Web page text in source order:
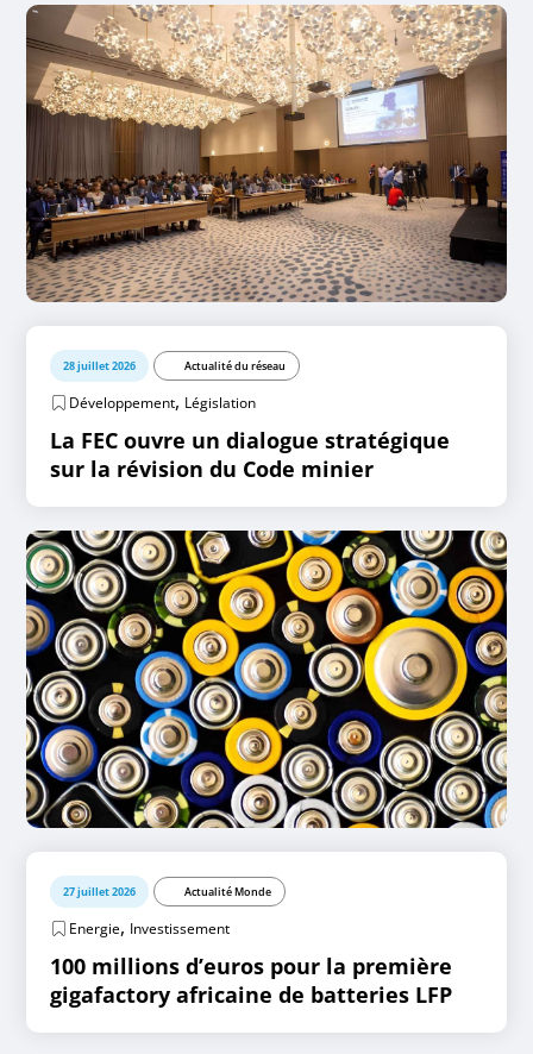
28 juillet 2026 Actualité du réseau
Développement, Législation
La FEC ouvre un dialogue stratégique
sur la révision du Code minier
27 juillet 2026 Actualité Monde
Energie, Investissement
100 millions d’euros pour la première
gigafactory africaine de batteries LFP